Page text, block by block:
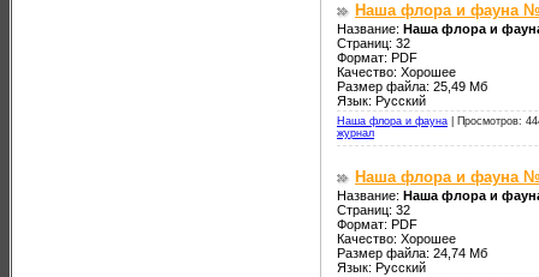
Наша флора и фауна
Название: Наша флора и
Страниц: 32
Формат: PDF
Качество: Хорошее
Размер файла: 25,49 Мб
Язык: Русский
Наша флора и фауна
Просмотров:
журнал
Наша флора и фауна
Название: Наша флора и
Страниц: 32
Формат: PDF
Качество: Хорошее
Размер файла: 24,74 Мб
Язык: Русский